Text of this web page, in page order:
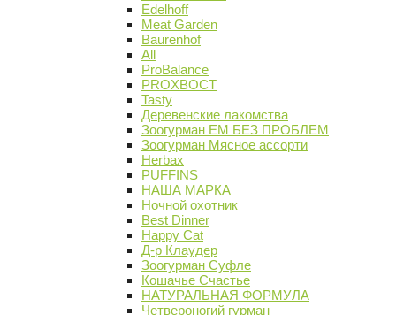
Edelhoff
Meat Garden
Baurenhof
All
ProBalance
PROХВОСТ
Tasty
Деревенские лакомства
Зоогурман ЕМ БЕЗ ПРОБЛЕМ
Зоогурман Мясное ассорти
Herbax
PUFFINS
НАША МАРКА
Ночной охотник
Best Dinner
Happy Cat
Д-р Клаудер
Зоогурман Суфле
Кошачье Счастье
НАТУРАЛЬНАЯ ФОРМУЛА
Четвероногий гурман